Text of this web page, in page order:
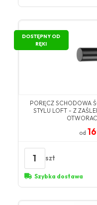
DOSTĘPNY OD
RĘKI
PORĘCZ SCHODOWA
STYLU LOFT - Z
od
1 szt
Szybka dostawa